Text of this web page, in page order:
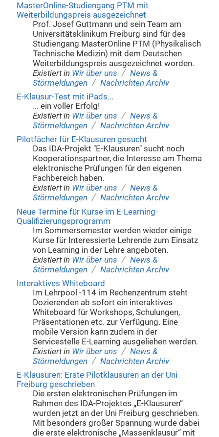
MasterOnline-Studiengang PTM mit
Weiterbildungspreis ausgezeichnet
Prof. Josef Guttmann und sein Team am
Universitätsklinikum Freiburg sind für des
Studiengang MasterOnline PTM (Physikalisch
Technische Medizin) mit dem Deutschen
Weiterbildungspreis ausgezeichnet worden.
Existiert in Wir über uns / News &
Störmeldungen / Nachrichten Archiv
E-Klausur-Test mit iPads...
... ein voller Erfolg!
Existiert in Wir über uns / News &
Störmeldungen / Nachrichten Archiv
Pilotfächer für E-Klausuren gesucht
Das IDA-Projekt "E-Klausuren" sucht noch
Kooperationspartner, die Interesse am Thema
elektronische Prüfungen für den eigenen
Fachbereich haben.
Existiert in Wir über uns / News &
Störmeldungen / Nachrichten Archiv
Neue Termine für Kurse im E-Learning-
Qualifizierungsprogramm
Im Sommersemester werden wieder einige
Kurse für Interessierte Lehrende zum Einsatz
von Learning in der Lehre angeboten.
Existiert in Wir über uns / News &
Störmeldungen / Nachrichten Archiv
Interaktives Whiteboard
Im Lehrpool -114 im Rechenzentrum steht
Dozierenden ab sofort ein interaktives
Whiteboard für Workshops, Schulungen,
Präsentationen etc. zur Verfügung. Eine
mobile Version kann zudem in der
Servicestelle E-Learning ausgeliehen werden.
Existiert in Wir über uns / News &
Störmeldungen / Nachrichten Archiv
E-Klausuren: Erste Pilotklausuren an der Uni
Freiburg geschrieben
Die ersten elektronischen Prüfungen im
Rahmen des IDA-Projektes „E-Klausuren“
wurden jetzt an der Uni Freiburg geschrieben.
Mit besonders großer Spannung wurde dabei
die erste elektronische „Massenklausur“ mit